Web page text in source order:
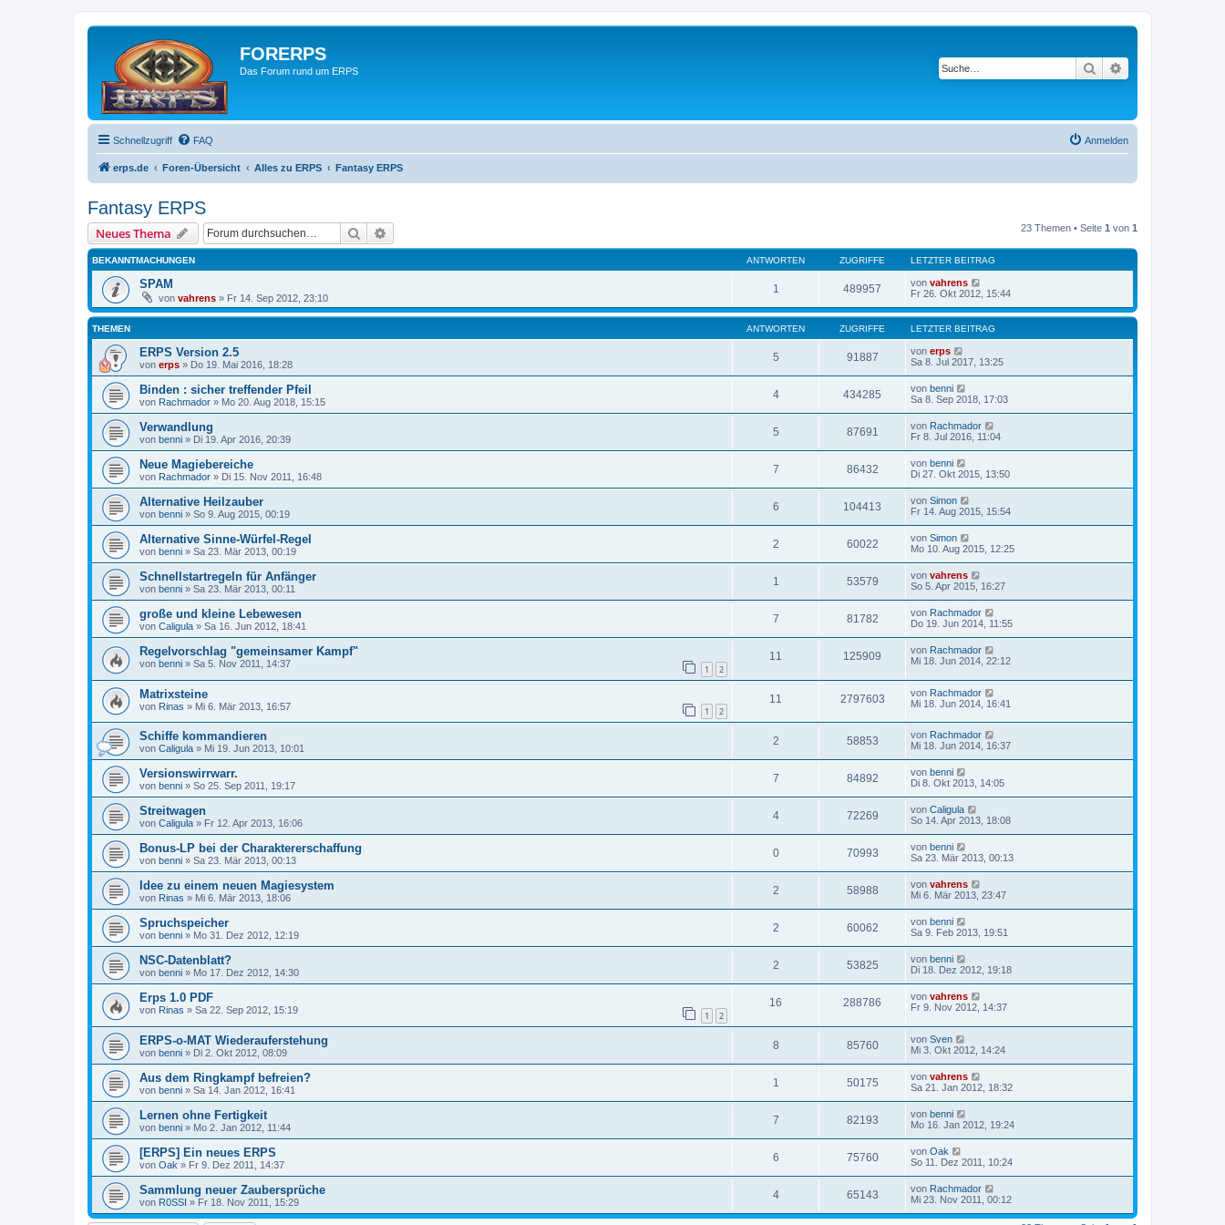
FORERPS
Das Forum rund um ERPS Suche
Schnellzugriff FAQ Anmelden
erps.de Foren-Übersicht Alles zu ERPS Fantasy ERPS
Fantasy ERPS
Neues Thema Suche 23 Themen • Seite 1 von 1
BEKANNTMACHUNGEN ANTWORTEN ZUGRIFFE LETZTER BEITRAG
SPAM
von vahrens » Fr 14. Sep 2012, 23:10
1 489957 von vahrens
Fr 26. Okt 2012, 15:44
THEMEN ANTWORTEN ZUGRIFFE LETZTER BEITRAG
ERPS Version 2.5
von erps » Do 19. Mai 2016, 18:28
5 91887 von erps
Sa 8. Jul 2017, 13:25
Binden : sicher treffender Pfeil
von Rachmador » Mo 20. Aug 2018, 15:15
4 434285 von benni
Sa 8. Sep 2018, 17:03
Verwandlung
von benni » Di 19. Apr 2016, 20:39
5 87691 von Rachmador
Fr 8. Jul 2016, 11:04
Neue Magiebereiche
von Rachmador » Di 15. Nov 2011, 16:48
7 86432 von benni
Di 27. Okt 2015, 13:50
Alternative Heilzauber
von benni » So 9. Aug 2015, 00:19
6 104413 von Simon
Fr 14. Aug 2015, 15:54
Alternative Sinne-Würfel-Regel
von benni » Sa 23. Mär 2013, 00:19
2 60022 von Simon
Mo 10. Aug 2015, 12:25
Schnellstartregeln für Anfänger
von benni » Sa 23. Mär 2013, 00:11
1 53579 von vahrens
So 5. Apr 2015, 16:27
große und kleine Lebewesen
von Caligula » Sa 16. Jun 2012, 18:41
7 81782 von Rachmador
Do 19. Jun 2014, 11:55
Regelvorschlag "gemeinsamer Kampf"
von benni » Sa 5. Nov 2011, 14:37 1 2
11 125909 von Rachmador
Mi 18. Jun 2014, 22:12
Matrixsteine
von Rinas » Mi 6. Mär 2013, 16:57 1 2
11 2797603 von Rachmador
Mi 18. Jun 2014, 16:41
Schiffe kommandieren
von Caligula » Mi 19. Jun 2013, 10:01
2 58853 von Rachmador
Mi 18. Jun 2014, 16:37
Versionswirrwarr.
von benni » So 25. Sep 2011, 19:17
7 84892 von benni
Di 8. Okt 2013, 14:05
Streitwagen
von Caligula » Fr 12. Apr 2013, 16:06
4 72269 von Caligula
So 14. Apr 2013, 18:08
Bonus-LP bei der Charaktererschaffung
von benni » Sa 23. Mär 2013, 00:13
0 70993 von benni
Sa 23. Mär 2013, 00:13
Idee zu einem neuen Magiesystem
von Rinas » Mi 6. Mär 2013, 18:06
2 58988 von vahrens
Mi 6. Mär 2013, 23:47
Spruchspeicher
von benni » Mo 31. Dez 2012, 12:19
2 60062 von benni
Sa 9. Feb 2013, 19:51
NSC-Datenblatt?
von benni » Mo 17. Dez 2012, 14:30
2 53825 von benni
Di 18. Dez 2012, 19:18
Erps 1.0 PDF
von Rinas » Sa 22. Sep 2012, 15:19 1 2
16 288786 von vahrens
Fr 9. Nov 2012, 14:37
ERPS-o-MAT Wiederauferstehung
von benni » Di 2. Okt 2012, 08:09
8 85760 von Sven
Mi 3. Okt 2012, 14:24
Aus dem Ringkampf befreien?
von benni » Sa 14. Jan 2012, 16:41
1 50175 von vahrens
Sa 21. Jan 2012, 18:32
Lernen ohne Fertigkeit
von benni » Mo 2. Jan 2012, 11:44
7 82193 von benni
Mo 16. Jan 2012, 19:24
[ERPS] Ein neues ERPS
von Oak » Fr 9. Dez 2011, 14:37
6 75760 von Oak
So 11. Dez 2011, 10:24
Sammlung neuer Zaubersprüche
von R0SSI » Fr 18. Nov 2011, 15:29
4 65143 von Rachmador
Mi 23. Nov 2011, 00:12